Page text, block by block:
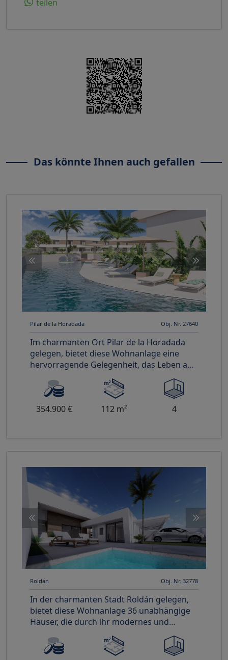
teilen
Das könnte Ihnen auch gefallen
Pilar de la Horadada Obj. Nr. 27640
Im charmanten Ort Pilar de la Horadada
gelegen, bietet diese Wohnanlage eine
hervorragende Gelegenheit, das Leben an
der Costa Blanca zu genießen. Be
354.900 € 112 m² 4
Roldán Obj. Nr. 32778
In der charmanten Stadt Roldán gelegen,
bietet diese Wohnanlage 36 unabhängige
Häuser, die durch ihr modernes und
funktionales Design hervorstechen.